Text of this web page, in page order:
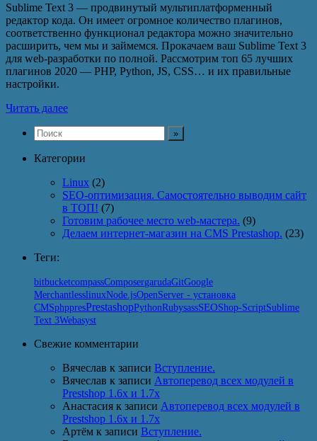
Sublime Text 3 — продвинутый мультиплатформенный
редактор кода. Он имеет огромное количество плагинов,
соответственно функционал редактора можно значительно
расширить, чем мы и займемся. Прокачаем ваш Sublime Text 3
для web-разработки по полной. Рассмотрим топ 65 лучших
плагинов 2020 — PHP, Python, JS, CSS… и их правильные
настройки.
Читать далее
Категории
Linux (2)
SEO-оптимизация. Самостоятельно выводим сайт
в ТОП! (7)
Готовим рабочее место web-мастера. (9)
Делаем интернет-магазин на CMS Prestashop. (23)
Теги:
bitbucketcompassComposergarudaGitGoogle
MerchantlesslinuxNode.jsOpenServer - установка
CMSphppresPrestashopPythonRubysassSEOShop-ScriptSublime
Text 3Webasyst
Свежие комментарии
Вячеслав к записи Вступление.
Вячеслав к записи Автоперевод всех модулей в
Prestshop 1.6x и 1.7x
Анастасия к записи Автоперевод всех модулей в
Prestshop 1.6x и 1.7x
Артём к записи Вступление.